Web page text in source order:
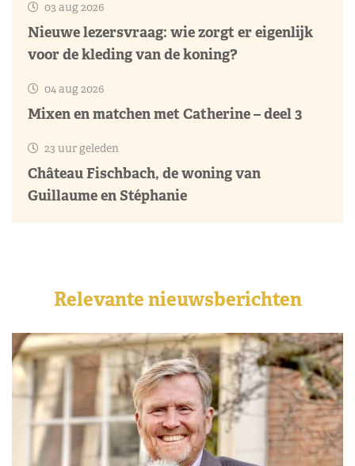
03 aug 2026
Nieuwe lezersvraag: wie zorgt er eigenlijk
voor de kleding van de koning?
04 aug 2026
Mixen en matchen met Catherine – deel 3
23 uur geleden
Château Fischbach, de woning van
Guillaume en Stéphanie
Relevante nieuwsberichten